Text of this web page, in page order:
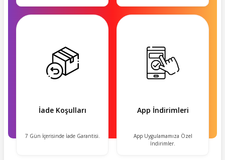
İade Koşulları
7 Gün İçerisinde İade Garantisi.
App İndirimleri
App Uygulamamıza Özel
İndirimler.